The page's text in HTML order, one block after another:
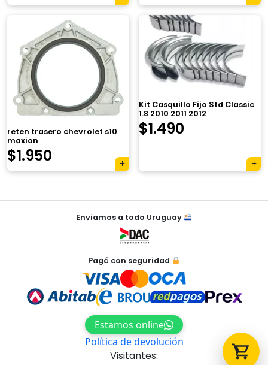
reten trasero chevrolet s10
maxion
$1.950
Kit Casquillo Fijo Std Classic
1.8 2010 2011 2012
$1.490
NavegaciónEnviamos a todo Uruguay
Pagá con seguridad
Estamos online
Política de devolución
Visitantes:
×
Tu carrito está vacío.
automáticamente.